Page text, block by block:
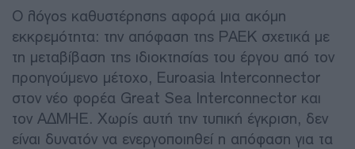
Ο λόγος καθυστέρησης αφορά μια ακόμη
εκκρεμότητα: την απόφαση της ΡΑΕΚ σχετικά με
τη μεταβίβαση της ιδιοκτησίας του έργου από τον
προηγούμενο μέτοχο, Euroasia Interconnector
στον νέο φορέα Great Sea Interconnector και
τον ΑΔΜΗΕ. Χωρίς αυτή την τυπική έγκριση, δεν
είναι δυνατόν να ενεργοποιηθεί η απόφαση για τα